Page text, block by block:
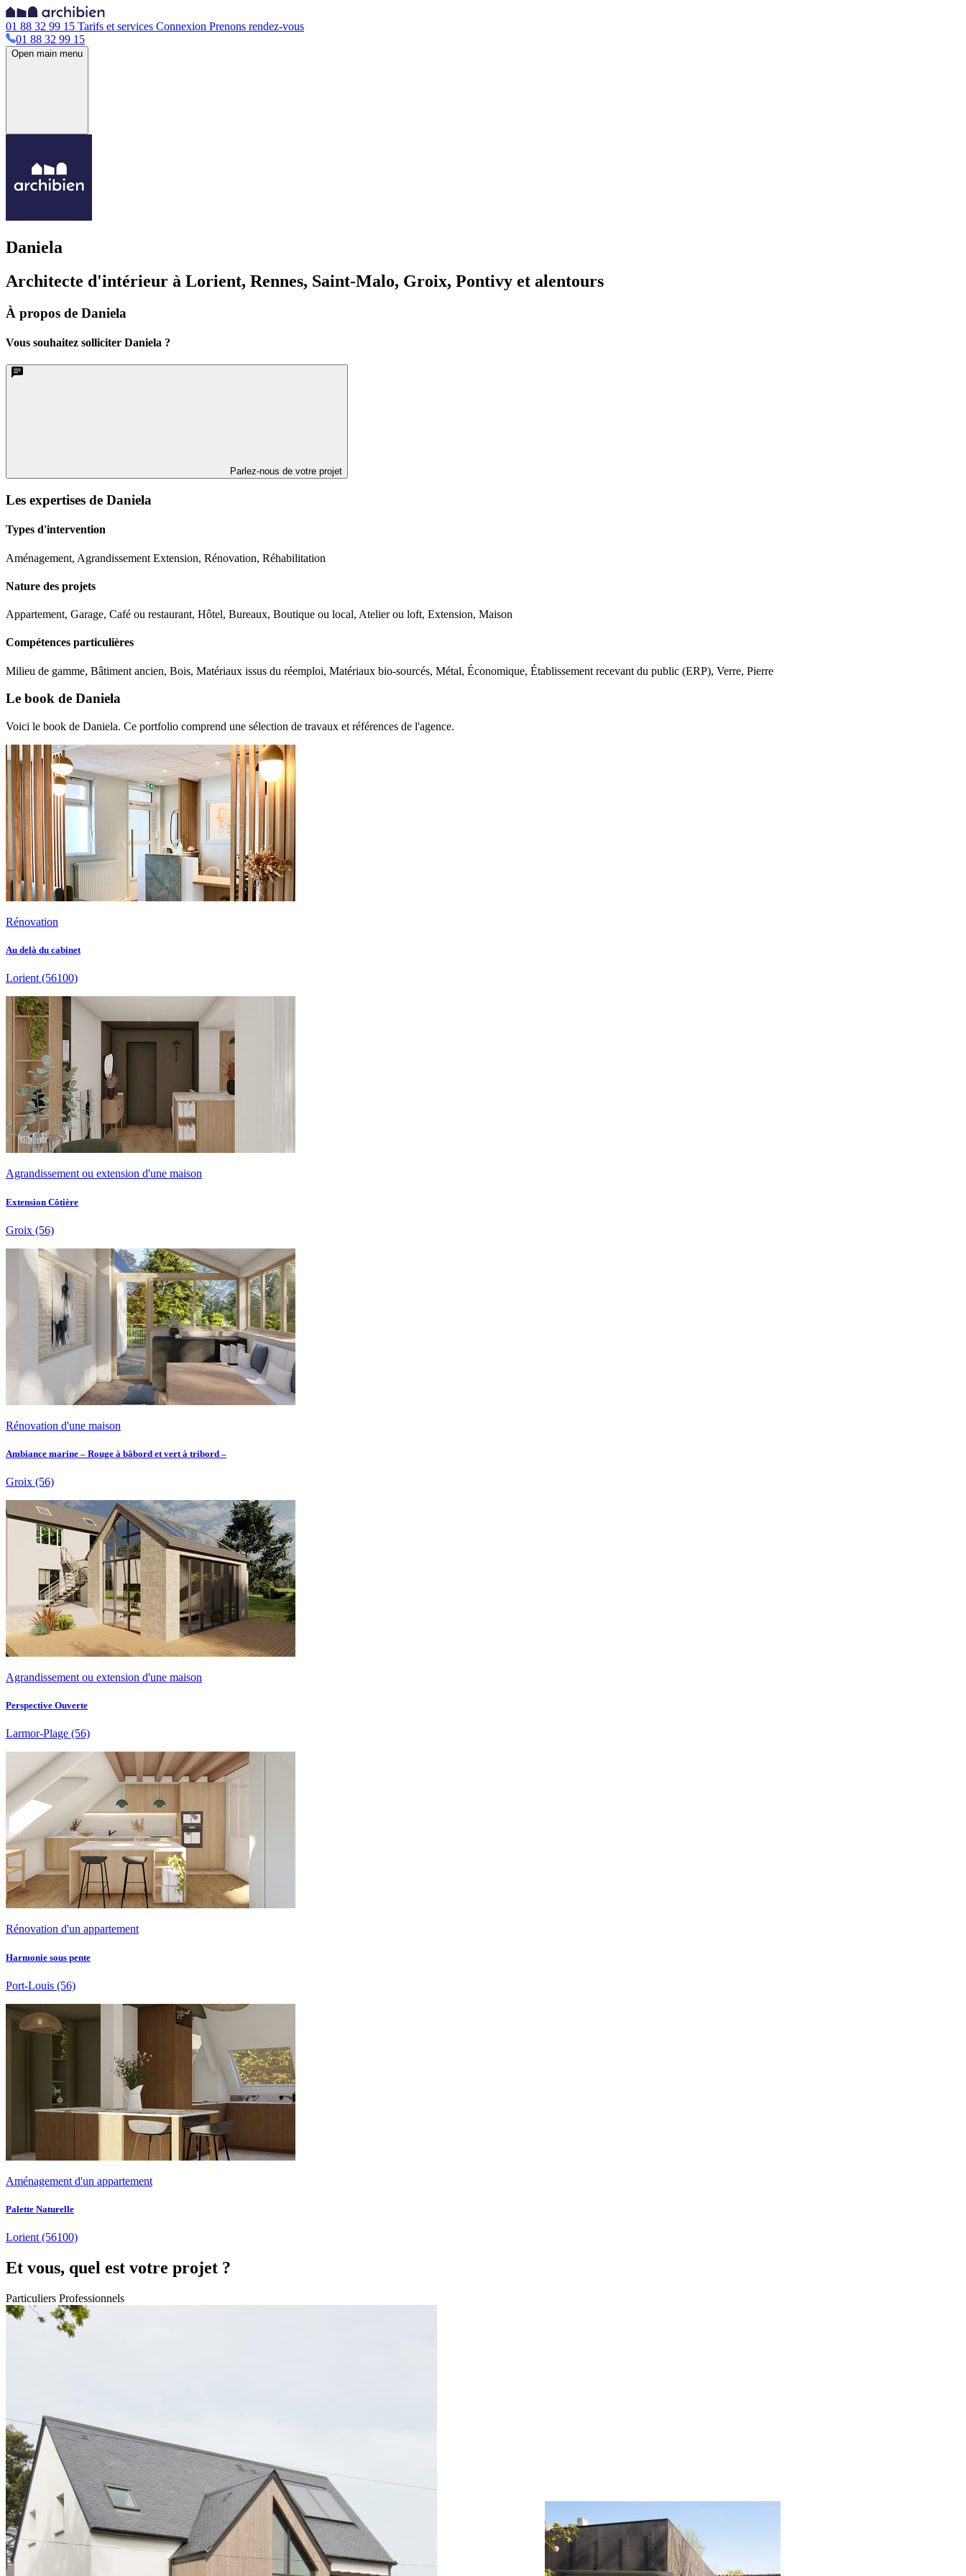
01 88 32 99 15 Tarifs et services Connexion Prenons rendez-vous
01 88 32 99 15
Open main menu
Daniela
Architecte d'intérieur à Lorient, Rennes, Saint-Malo, Groix, Pontivy et alentours
À propos de Daniela
Vous souhaitez solliciter Daniela ?
Parlez-nous de votre projet
Les expertises de Daniela
Types d'intervention
Aménagement, Agrandissement Extension, Rénovation, Réhabilitation
Nature des projets
Appartement, Garage, Café ou restaurant, Hôtel, Bureaux, Boutique ou local, Atelier ou loft, Extension, Maison
Compétences particulières
Milieu de gamme, Bâtiment ancien, Bois, Matériaux issus du réemploi, Matériaux bio-sourcés, Métal, Économique, Établissement recevant du public (ERP), Verre, Pierre
Le book de Daniela
Voici le book de Daniela. Ce portfolio comprend une sélection de travaux et références de l'agence.
Rénovation
Au delà du cabinet
Lorient (56100)
Agrandissement ou extension d'une maison
Extension Côtière
Groix (56)
Rénovation d'une maison
Ambiance marine – Rouge à bâbord et vert à tribord –
Groix (56)
Agrandissement ou extension d'une maison
Perspective Ouverte
Larmor-Plage (56)
Rénovation d'un appartement
Harmonie sous pente
Port-Louis (56)
Aménagement d'un appartement
Palette Naturelle
Lorient (56100)
Et vous, quel est votre projet ?
Particuliers Professionnels